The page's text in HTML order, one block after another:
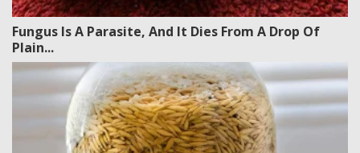
Fungus Is A Parasite, And It Dies From A Drop Of
Plain...